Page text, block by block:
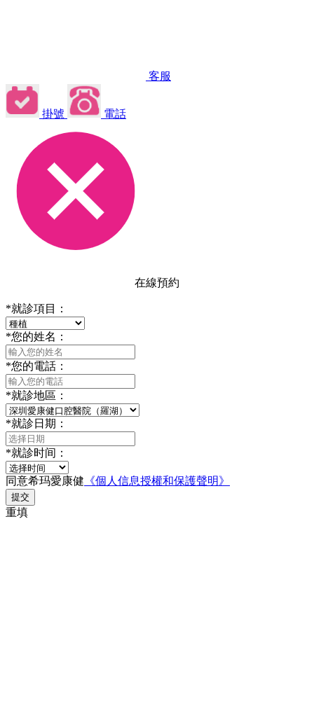
客服
掛號 電話
在線預約
*就診項目：
*您的姓名：
*您的電話：
*就診地區：
*就診日期：
*就診时间：
同意希玛愛康健 《個人信息授權和保護聲明》
提交
重填